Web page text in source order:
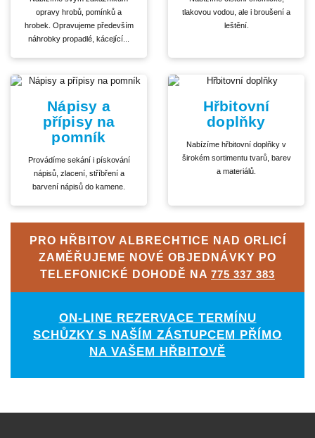
opravy hrobů, pomínků a
hrobek. Opravujeme především
náhrobky propadlé, kácející...
tlakovou vodou, ale i broušení a
leštění.
Nápisy a
přípisy na
pomník
Provádíme sekání i pískování
nápisů, zlacení, stříbření a
barvení nápisů do kamene.
Hřbitovní
doplňky
Nabízíme hřbitovní doplňky v
širokém sortimentu tvarů, barev
a materiálů.
PRO HŘBITOV ALBRECHTICE NAD ORLICÍ
ZAMĚŘUJEME NOVÉ OBJEDNÁVKY PO
TELEFONICKÉ DOHODĚ NA 775 337 383
ON-LINE REZERVACE TERMÍNU
SCHŮZKY S NAŠÍM ZÁSTUPCEM PŘÍMO
NA VAŠEM HŘBITOVĚ